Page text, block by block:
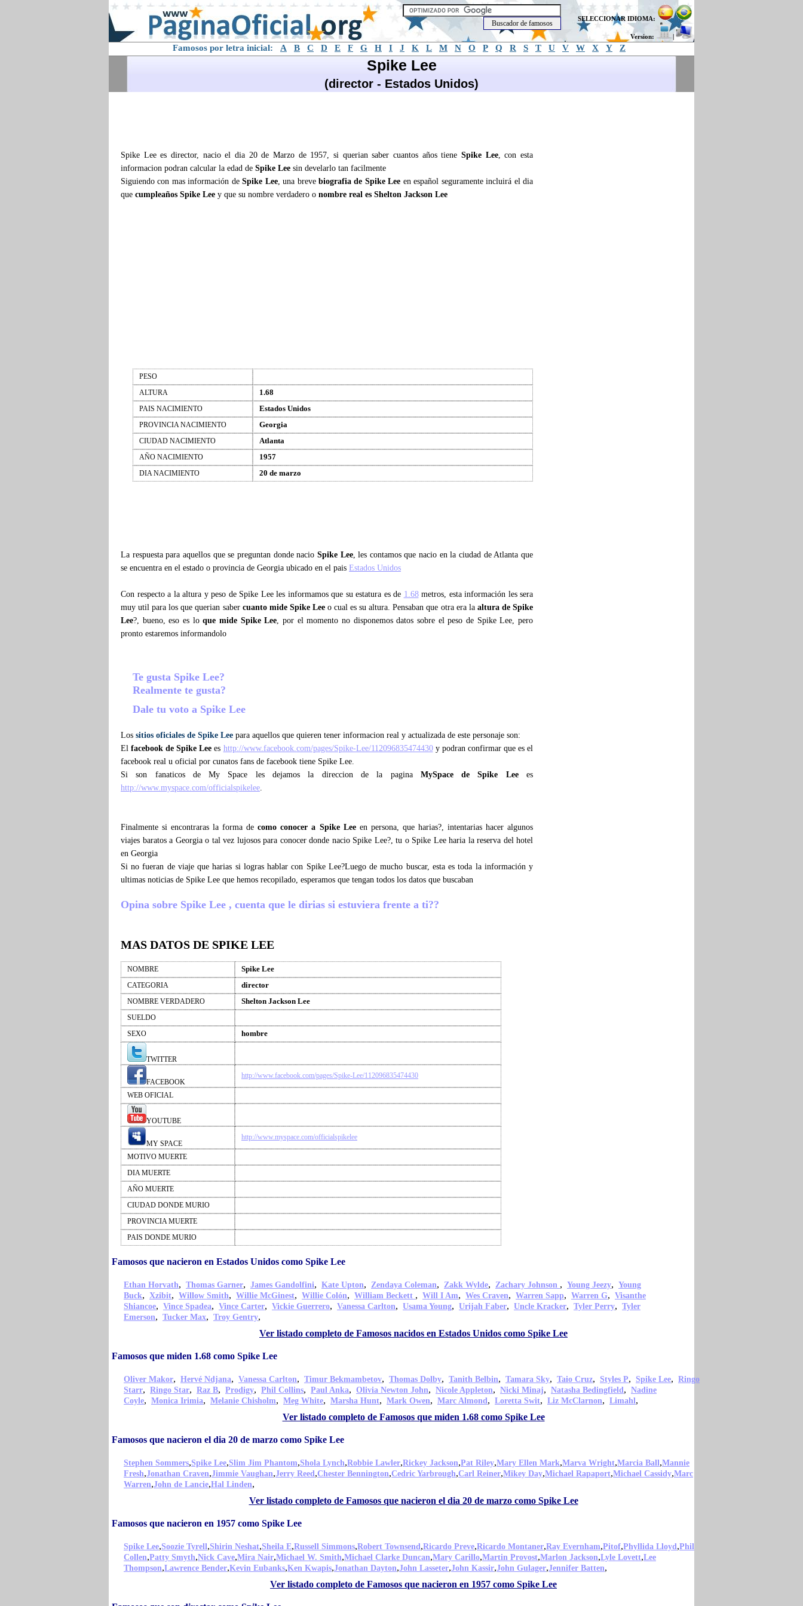
SELECCIONAR IDIOMA:
Version: |
Famosos por letra inicial: A B C D E F G H I J K L M N O P Q R S T U V W X Y Z
Spike Lee
(director - Estados Unidos)
Spike Lee es director, nacio el dia 20 de Marzo de 1957, si querian saber cuantos años tiene Spike Lee, con esta
informacion podran calcular la edad de Spike Lee sin develarlo tan facilmente
Siguiendo con mas información deSpike Lee, una brevebiografia de Spike Lee en español seguramente incluirá el dia
que cumpleaños Spike Lee y que su nombre verdadero o nombre real es Shelton Jackson Lee
PESO
ALTURA
1.68
PAIS NACIMIENTO Estados Unidos
PROVINCIA NACIMIENTO Georgia
CIUDAD NACIMIENTO Atlanta
AÑO NACIMIENTO 1957
DIA NACIMIENTO 20 de marzo
La respuesta para aquellos que se preguntan donde nacio Spike Lee, les contamos que nacio en la ciudad de Atlanta que
se encuentra en el estado o provincia de Georgia ubicado en el pais Estados Unidos
Con respecto a la altura y peso de Spike Lee les informamos que su estatura es de 1.68metros, esta información les sera
muy util para los que querian saber cuanto mide Spike Leeo cual es su altura. Pensaban que otra era la altura de Spike
Lee?, bueno, eso es loque mide Spike Lee, por el momento no disponemos datos sobre el peso de Spike Lee, pero
pronto estaremos informandolo
Te gusta Spike Lee?
Realmente te gusta?
Dale tu voto a Spike Lee
Los sitios oficiales de Spike Lee para aquellos que quieren tener informacion real y actualizada de este personaje son:
Elfacebook de Spike Lee es http://www.facebook.com/pages/Spike-Lee/112096835474430y podran confirmar que es el
facebook real u oficial por cunatos fans de facebook tiene Spike Lee.
Si son fanaticos de My Space les dejamos la direccion de la pagina MySpace de Spike Leees
http://www.myspace.com/officialspikelee.
Finalmente si encontraras la forma decomo conocer a Spike Leeen persona, que harias?, intentarias hacer algunos
viajes baratos a Georgia o tal vez lujosos para conocer donde nacio Spike Lee?, tu o Spike Lee haria la reserva del hotel
en Georgia
Si no fueran de viaje que harias si logras hablar con Spike Lee?Luego de mucho buscar, esta es toda la información y
ultimas noticias de Spike Lee que hemos recopilado, esperamos que tengan todos los datos que buscaban
Opina sobre Spike Lee , cuenta que le dirias si estuviera frente a ti??
MAS DATOS DE SPIKE LEE
NOMBRE Spike Lee
CATEGORIA director
NOMBRE VERDADERO Shelton Jackson Lee
SUELDO
SEXO
hombre
TWITTER
FACEBOOK
http://www.facebook.com/pages/Spike-Lee/112096835474430
WEB OFICIAL
YOUTUBE
MY SPACE
http://www.myspace.com/officialspikelee
MOTIVO MUERTE
DIA MUERTE
AÑO MUERTE
CIUDAD DONDE MURIO
PROVINCIA MUERTE
PAIS DONDE MURIO
Famosos que nacieron en Estados Unidos como Spike Lee
Ethan Horvath, Thomas Garner, James Gandolfini, Kate Upton, Zendaya Coleman, Zakk Wylde, Zachary Johnson , Young Jeezy, Young
Buck, Xzibit, Willow Smith, Willie McGinest, Willie Colón, William Beckett , Will I Am, Wes Craven, Warren Sapp, Warren G, Visanthe
Shiancoe, Vince Spadea, Vince Carter, Vickie Guerrero, Vanessa Carlton, Usama Young, Urijah Faber, Uncle Kracker, Tyler Perry, Tyler
Emerson, Tucker Max, Troy Gentry,
Ver listado completo de Famosos nacidos en Estados Unidos como Spike Lee
Famosos que miden 1.68 como Spike Lee
Oliver Makor, Hervé Ndjana, Vanessa Carlton, Timur Bekmambetov, Thomas Dolby, Tanith Belbin, Tamara Sky, Taio Cruz, Styles P, Spike Lee, Ringo
Starr, Ringo Star, Raz B, Prodigy, Phil Collins, Paul Anka, Olivia Newton John, Nicole Appleton, Nicki Minaj, Natasha Bedingfield, Nadine
Coyle, Monica Irimia, Melanie Chisholm, Meg White, Marsha Hunt, Mark Owen, Marc Almond, Loretta Swit, Liz McClarnon, Limahl,
Ver listado completo de Famosos que miden 1.68 como Spike Lee
Famosos que nacieron el dia 20 de marzo como Spike Lee
Stephen Sommers,Spike Lee,Slim Jim Phantom,Shola Lynch,Robbie Lawler,Rickey Jackson,Pat Riley,Mary Ellen Mark,Marva Wright,Marcia Ball,Mannie
Fresh,Jonathan Craven,Jimmie Vaughan,Jerry Reed,Chester Bennington,Cedric Yarbrough,Carl Reiner,Mikey Day,Michael Rapaport,Michael Cassidy,Marc
Warren,John de Lancie,Hal Linden,
Ver listado completo de Famosos que nacieron el dia 20 de marzo como Spike Lee
Famosos que nacieron en 1957 como Spike Lee
Spike Lee,Soozie Tyrell,Shirin Neshat,Sheila E,Russell Simmons,Robert Townsend,Ricardo Preve,Ricardo Montaner,Ray Evernham,Pitof,Phyllida Lloyd,Phil
Collen,Patty Smyth,Nick Cave,Mira Nair,Michael W. Smith,Michael Clarke Duncan,Mary Carillo,Martin Provost,Marlon Jackson,Lyle Lovett,Lee
Thompson,Lawrence Bender,Kevin Eubanks,Ken Kwapis,Jonathan Dayton,John Lasseter,John Kassir,John Gulager,Jennifer Batten,
Ver listado completo de Famosos que nacieron en 1957 como Spike Lee